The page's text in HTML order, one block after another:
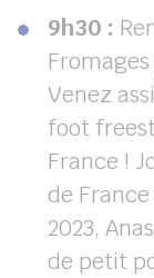
9h30 :
Venez
foot
France !
de
2023,
de petit